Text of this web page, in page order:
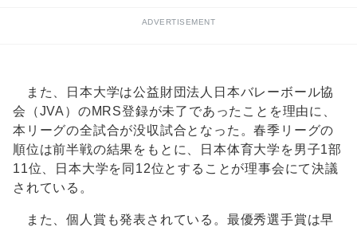
ADVERTISEMENT
また、日本大学は公益財団法人日本バレーボール協
会（JVA）のMRS登録が未了であったことを理由に、
本リーグの全試合が没収試合となった。春季リーグの
順位は前半戦の結果をもとに、日本体育大学を男子1部
11位、日本大学を同12位とすることが理事会にて決議
されている。
また、個人賞も発表されている。最優秀選手賞は早